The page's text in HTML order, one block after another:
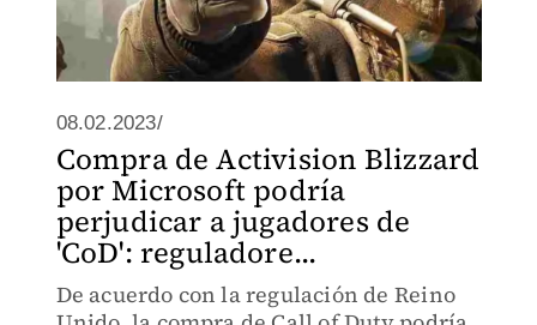
08.02.2023/
Compra de Activision Blizzard
por Microsoft podría
perjudicar a jugadores de
'CoD': reguladore...
De acuerdo con la regulación de Reino